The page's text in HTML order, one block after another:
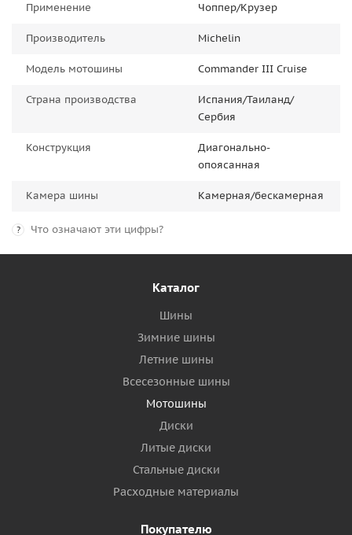
Применение Чоппер/Крузер
Производитель Michelin
Модель мотошины Commander III Cruise
Страна производства
Испания/Таиланд/
Сербия
Конструкция
Диагонально-
опоясанная
Камера шины Камерная/бескамерная
? Что означают эти цифры?
Каталог
Шины
Зимние шины
Летние шины
Всесезонные шины
Мотошины
Диски
Литые диски
Стальные диски
Расходные материалы
Покупателю